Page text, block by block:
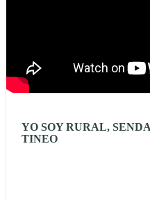
YO SOY RURAL,
TINEO